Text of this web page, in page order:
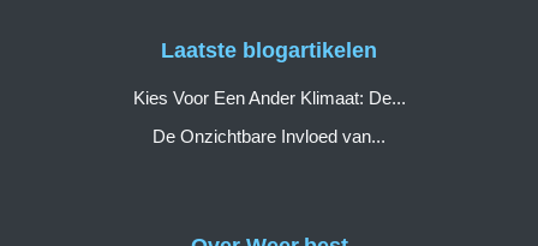
Laatste blogartikelen
Kies Voor Een Ander Klimaat: De...
De Onzichtbare Invloed van...